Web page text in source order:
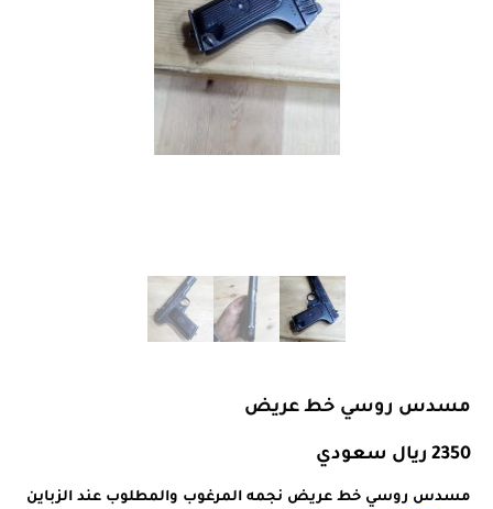
مسدس روسي خط عريض
2350 ريال سعودي
مسدس روسي خط عريض نجمه المرغوب والمطلوب عند الزباين